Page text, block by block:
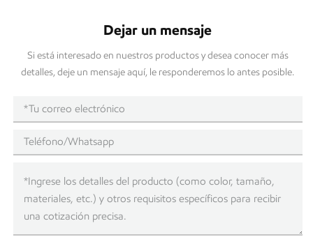
Dejar un mensaje
Si está interesado en nuestros productos y desea conocer más
detalles, deje un mensaje aquí, le responderemos lo antes posible.